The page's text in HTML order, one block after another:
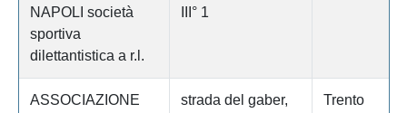
NAPOLI società
sportiva
dilettantistica a r.l.
III° 1
ASSOCIAZIONE
strada del gaber,
Trento